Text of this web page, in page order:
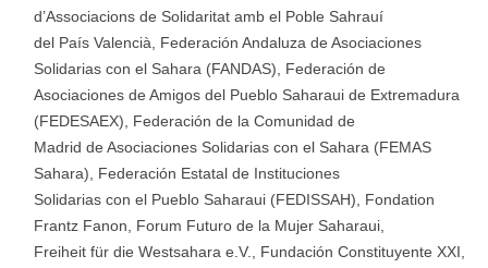
d’Associacions de Solidaritat amb el Poble Sahrauí
del País Valencià, Federación Andaluza de Asociaciones
Solidarias con el Sahara (FANDAS), Federación de
Asociaciones de Amigos del Pueblo Saharaui de Extremadura
(FEDESAEX), Federación de la Comunidad de
Madrid de Asociaciones Solidarias con el Sahara (FEMAS
Sahara), Federación Estatal de Instituciones
Solidarias con el Pueblo Saharaui (FEDISSAH), Fondation
Frantz Fanon, Forum Futuro de la Mujer Saharaui,
Freiheit für die Westsahara e.V., Fundación Constituyente XXI,